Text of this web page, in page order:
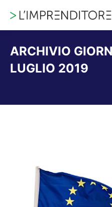
ARCHIVIO
LUGLIO 2019